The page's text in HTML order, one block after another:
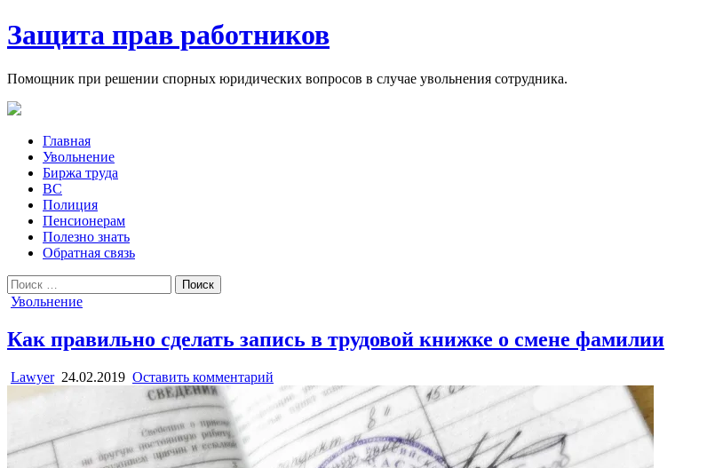
Защита прав работников
Помощник при решении спорных юридических вопросов в случае увольнения сотрудника.
Главная
Увольнение
Биржа труда
ВС
Полиция
Пенсионерам
Полезно знать
Обратная связь
Поиск
for:
Posted
Увольнение
Как правильно сделать запись в трудовой книжке о смене фамилии
Lawyer 24.02.2019 Оставить комментарий